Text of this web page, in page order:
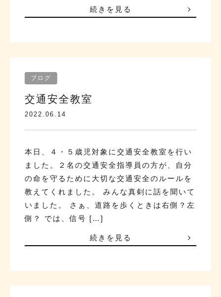
続きを見る
ブログ
交通安全教室
2022.06.14
本日、４・５歳児対象に交通安全教室を行い
ました。２名の交通安全指導員の方が、自分
の命を守るために大切な交通安全のルールを
教えてくれました。 みんな真剣に話を聞いて
いました。 さぁ、道路を歩くときは右側？左
側？ では、信号 […]
続きを見る